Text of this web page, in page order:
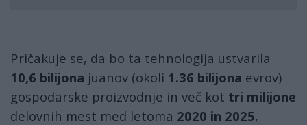
Pričakuje se, da bo ta tehnologija ustvarila
10,6 bilijona juanov (okoli 1.36 bilijona evrov)
gospodarske proizvodnje in več kot tri milijone
delovnih mest med letoma 2020 in 2025,